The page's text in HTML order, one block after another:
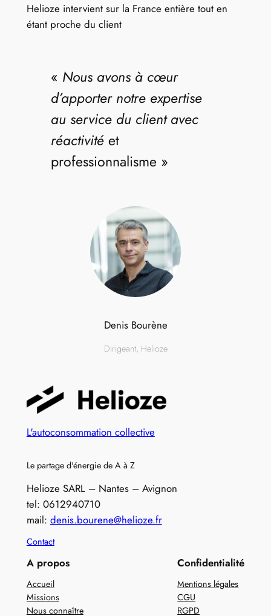
Helioze intervient sur la France entière tout en
étant proche du client
« Nous avons à cœur
d’apporter notre expertise
au service du client avec
réactivitéet
professionnalisme »
Denis Bourène
Dirigeant, Helioze
L'autoconsommation collective
Le partage d'énergie de A à Z
Helioze SARL – Nantes – Avignon
tel: 0612940710
mail: denis.bourene@helioze.fr
Contact
A propos
Accueil
Missions
Nous connaître
Confidentialité
Mentions légales
CGU
RGPD